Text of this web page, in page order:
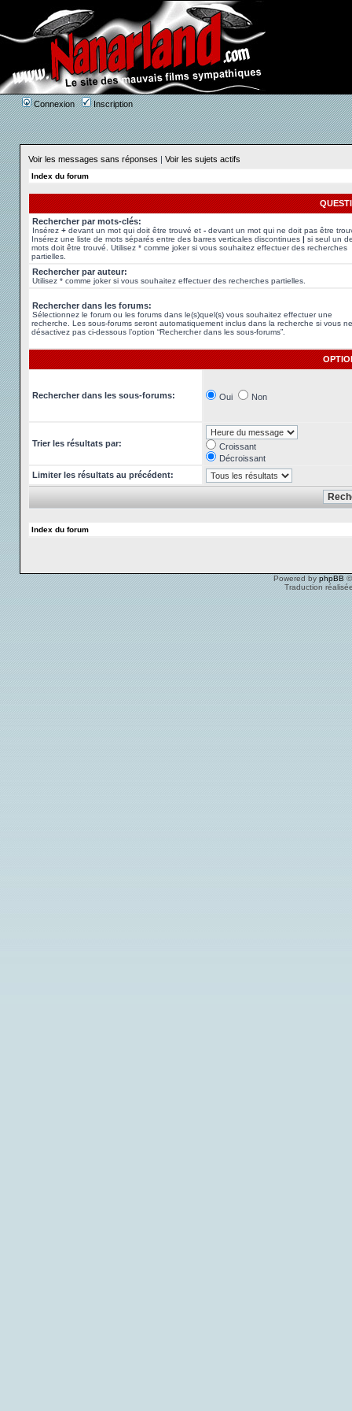
Connexion Inscription
Voir les messages sans réponses | Voir les sujets actifs
Index du forum
Rechercher par mots-clés:
Insérez + devant un mot qui doit être trouvé et - devant un mot qui ne doit pas être
Insérez une liste de mots séparés entre des barres verticales discontinues | si seul un
mots doit être trouvé. Utilisez * comme joker si vous souhaitez effectuer des recherches
partielles.
Rechercher par auteur:
Utilisez * comme joker si vous souhaitez effectuer des recherches partielles.
Rechercher dans les forums:
Sélectionnez le forum ou les forums dans le(s)quel(s) vous souhaitez effectuer une
recherche. Les sous-forums seront automatiquement inclus dans la recherche si vous ne
désactivez pas ci-dessous l’option “Rechercher dans les sous-forums”.
Rechercher dans les sous-forums: Oui Non
Trier les résultats par:
Croissant
Décroissant
Limiter les résultats au précédent:
Index du forum
Powered by phpBB
Traduction